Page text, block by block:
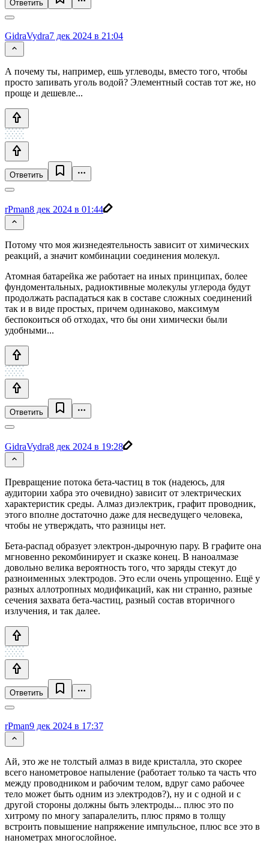
Ответить
GidraVydra7 дек 2024 в 21:04
А почему ты, например, ешь углеводы, вместо того, чтобы
просто запивать уголь водой? Элементный состав тот же, но
проще и дешевле...
Ответить
rPman8 дек 2024 в 01:44
Потому что моя жизнедеятельность зависит от химических
реакций, а значит комбинации соединения молекул.
Атомная батарейка же работает на иных принципах, более
фундоментальных, радиоктивные молекулы углерода будут
продолжать распадаться как в составе сложных соединений
так и в виде простых, причем одинаково, максимум
беспокоиться об отходах, что бы они химически были
удобными...
Ответить
GidraVydra8 дек 2024 в 19:28
Превращение потока бета-частиц в ток (надеюсь, для
аудитории хабра это очевидно) зависит от электрических
характеристик среды. Алмаз диэлектрик, графит проводник,
этого вполне достаточно даже для несведущего человека,
чтобы не утверждать, что разницы нет.
Бета-распад образует электрон-дырочную пару. В графите она
мгновенно рекомбинирует и сказке конец. В наноалмазе
довольно велика вероятность того, что заряды стекут до
разноименных электродов. Это если очень упрощенно. Ещë у
разных аллотропных модификаций, как ни странно, разные
сечения захвата бета-частиц, разный состав вторичного
излучения, и так далее.
Ответить
rPman9 дек 2024 в 17:37
Ай, это же не толстый алмаз в виде кристалла, это скорее
всего нанометровое напыление (работает только та часть что
между проводником и рабочим телом, вдруг само рабочее
тело может быть одним из электродов?), ну и с одной и с
другой стороны должны быть электроды... плюс это по
хитрому по многу запаралелить, плюс прямо в толщу
встроить повышение напряжение импульсное, плюс все это в
нанометрах многослойное.